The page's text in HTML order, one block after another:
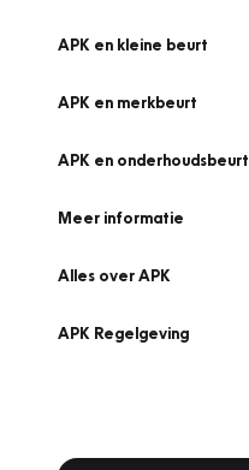
APK en kleine beurt
APK en merkbeurt
APK en onderhoudsbeurt
Meer informatie
Alles over APK
APK Regelgeving